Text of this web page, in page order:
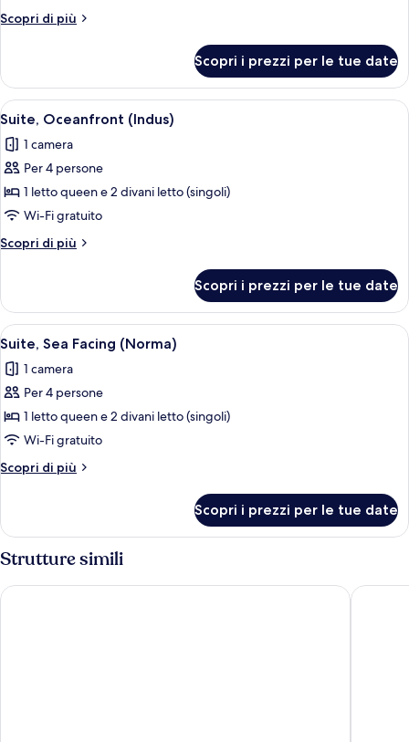
(Delphinus)
Scopri di più
Altri
Superior,
vista
mare
Scopri i prezzi per le tue date
Apri
tutte
le
foto
per
Suite,
Oceanfront
(Indus)
Una camera da letto con un letto
5
Suite, Oceanfront (Indus)
1 camera
Per 4 persone
1 letto queen e 2 divani letto (singoli)
Wi-Fi gratuito
Scopri di più
Altri
Oceanfront
(Indus)
Scopri i prezzi per le tue date
Apri
tutte
le
foto
per
Suite,
Sea
Facing
Una camera da letto con un letto
5
Suite, Sea Facing (Norma)
1 camera
Per 4 persone
1 letto queen e 2 divani letto (singoli)
Wi-Fi gratuito
Scopri di più
Altri
Sea
(Norma)
Scopri i prezzi per le tue date
Strutture simili
Nival Boutique Hotel Sifnos